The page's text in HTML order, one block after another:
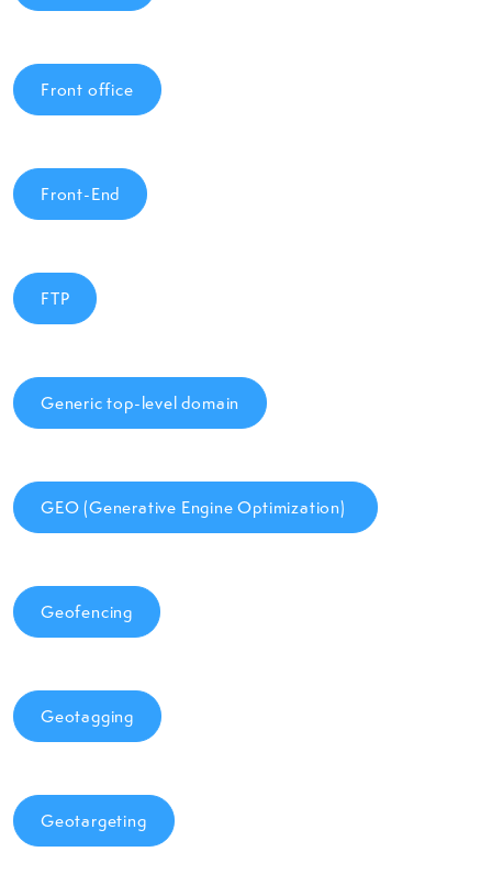
Front office
Front-End
FTP
Generic top-level domain
GEO (Generative Engine Optimization)
Geofencing
Geotagging
Geotargeting